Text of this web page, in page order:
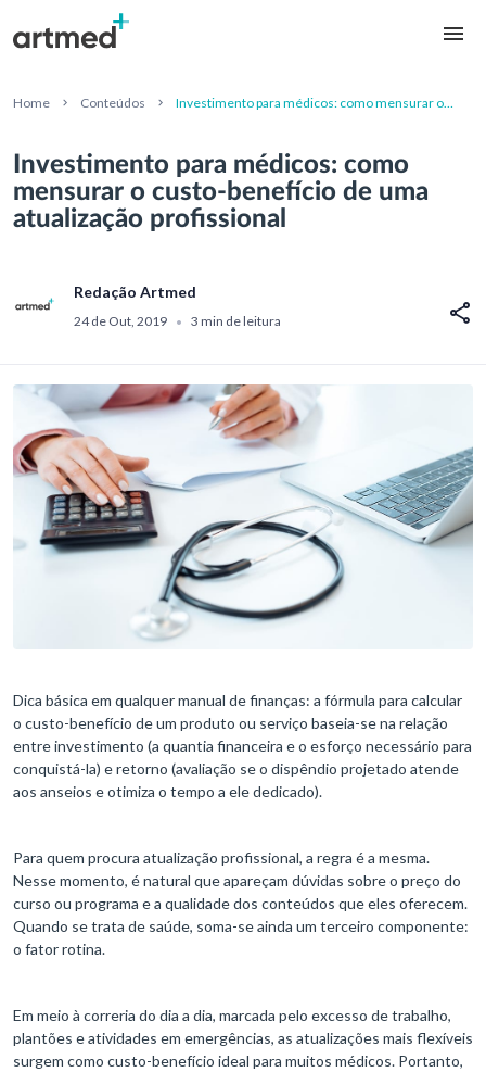
Home Conteúdos
Investimento para médicos: como mensurar o
Investimento para médicos: como
mensurar o custo-benefício de uma
atualização profissional
Redação Artmed
24 de Out, 2019 • 3 min de leitura
Dica básica em qualquer manual de finanças: a fórmula para calcular
o custo-benefício de um produto ou serviço baseia-se na relação
entre investimento (a quantia financeira e o esforço necessário para
conquistá-la) e retorno (avaliação se o dispêndio projetado atende
aos anseios e otimiza o tempo a ele dedicado).
Para quem procura atualização profissional, a regra é a mesma.
Nesse momento, é natural que apareçam dúvidas sobre o preço do
curso ou programa e a qualidade dos conteúdos que eles oferecem.
Quando se trata de saúde, soma-se ainda um terceiro componente:
o fator rotina.
Em meio à correria do dia a dia, marcada pelo excesso de trabalho,
plantões e atividades em emergências, as atualizações mais flexíveis
surgem como custo-benefício ideal para muitos médicos. Portanto,